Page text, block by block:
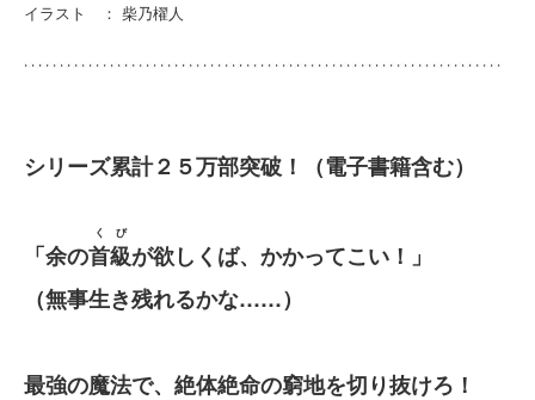
イラスト ： 柴乃櫂人
シリーズ累計２５万部突破！（電子書籍含む）
「余の首級
くび
が欲しくば、かかってこい！」
（無事生き残れるかな……）
最強の魔法で、絶体絶命の窮地を切り抜けろ！